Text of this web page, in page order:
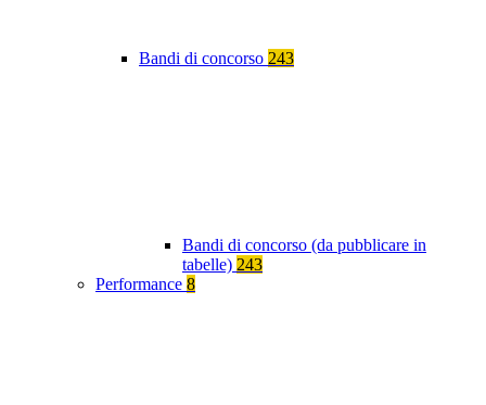
Bandi di concorso 243
Bandi di concorso (da pubblicare in
tabelle) 243
Performance 8